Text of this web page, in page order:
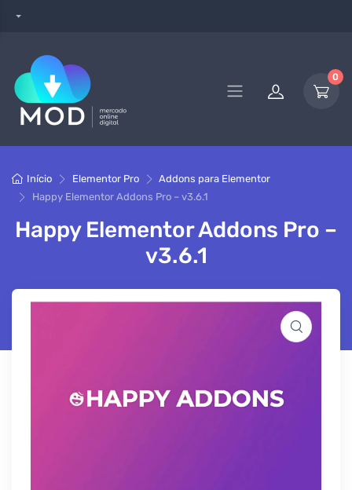
0
Início Elementor Pro
Addons para Elementor
Happy Elementor Addons Pro – v3.6.1
Happy Elementor Addons Pro –
v3.6.1